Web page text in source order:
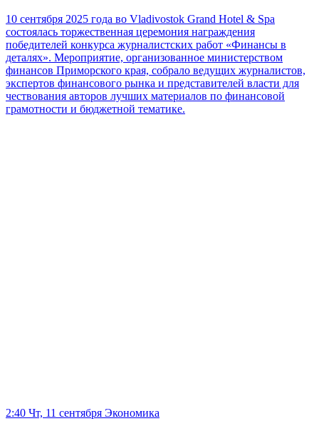
10 сентября 2025 года во Vladivostok Grand Hotel & Spa
состоялась торжественная церемония награждения
победителей конкурса журналистских работ «Финансы в
деталях». Мероприятие, организованное министерством
финансов Приморского края, собрало ведущих журналистов,
экспертов финансового рынка и представителей власти для
чествования авторов лучших материалов по финансовой
грамотности и бюджетной тематике.
2:40 Чт, 11 сентября Экономика